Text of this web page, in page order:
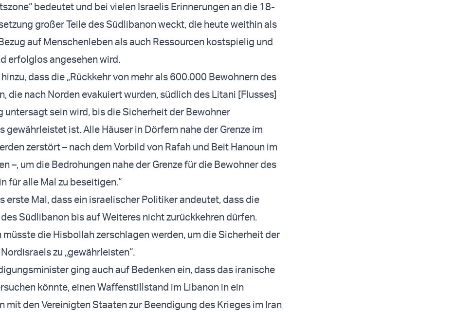
bedeutet und bei vielen Israelis Erinnerungen an die 18-
großer Teile des Südlibanon weckt, die heute weithin als
auf Menschenleben als auch Ressourcen kostspielig und
erfolglos angesehen wird.
dass die „Rückkehr von mehr als 600.000 Bewohnern des
die nach Norden evakuiert wurden, südlich des Litani [Flusses]
untersagt sein wird, bis die Sicherheit der Bewohner
gewährleistet ist. Alle Häuser in Dörfern nahe der Grenze im
zerstört – nach dem Vorbild von Rafah und Beit Hanoun im
–, um die Bedrohungen nahe der Grenze für die Bewohner des
für alle Mal zu beseitigen.“
erste Mal, dass ein israelischer Politiker andeutet, dass die
Südlibanon bis auf Weiteres nicht zurückkehren dürfen.
müsste die Hisbollah zerschlagen werden, um die Sicherheit der
zu „gewährleisten“.
ging auch auf Bedenken ein, dass das iranische
könnte, einen Waffenstillstand im Libanon in ein
mit den Vereinigten Staaten zur Beendigung des Krieges im Iran